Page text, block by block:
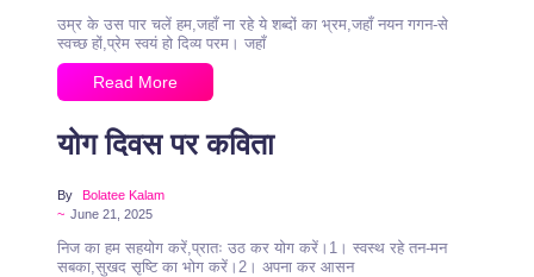
उम्र के उस पार चलें हम,जहाँ ना रहे ये शब्दों का भ्रम,जहाँ नयन गगन-से
स्वच्छ हों,प्रेम स्वयं हो दिव्य परम। जहाँ
Read More
योग दिवस पर कविता
By
Bolatee Kalam
~ June 21, 2025
निज का हम सहयोग करें,प्रातः उठ कर योग करें।1। स्वस्थ रहे तन-मन
सबका,सुखद सृष्टि का भोग करें।2। अपना कर आसन